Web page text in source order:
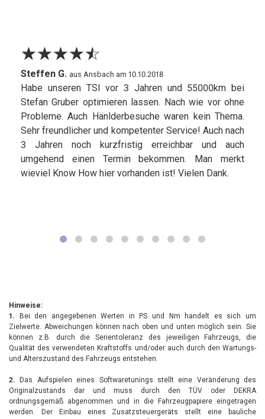
☆☆☆☆☆
★★★★★
Steffen G. aus Ansbach am 10.10.2018
Habe unseren TSI vor 3 Jahren und 55000km bei
Stefan Gruber optimieren lassen. Nach wie vor ohne
Probleme. Auch Hänlderbesuche waren kein Thema.
Sehr freundlicher und kompetenter Service! Auch nach
3 Jahren noch kurzfristig erreichbar und auch
umgehend einen Termin bekommen. Man merkt
wieviel Know How hier vorhanden ist! Vielen Dank.
Hinweise:
1. Bei den angegebenen Werten in PS und Nm handelt es sich um
Zielwerte. Abweichungen können nach oben und unten möglich sein. Sie
können z.B. durch die Serientoleranz des jeweiligen Fahrzeugs, die
Qualität des verwendeten Kraftstoffs und/oder auch durch den Wartungs-
und Alterszustand des Fahrzeugs entstehen.
2. Das Aufspielen eines Softwaretunings stellt eine Veränderung des
Originalzustands dar und muss durch den TÜV oder DEKRA
ordnungsgemäß abgenommen und in die Fahrzeugpapiere eingetragen
werden. Der Einbau eines Zusatzsteuergeräts stellt eine bauliche